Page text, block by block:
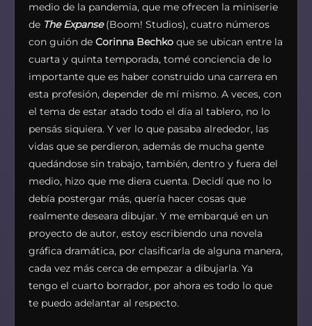
medio de la pandemia, que me ofrecen la miniserie
de The Expanse(Boom! Studios), cuatro números
con guión de Corinna Bechko que se ubican entre la
cuarta y quinta temporada, tomé conciencia de lo
importante que es haber construido una carrera en
esta profesión, depender de mí mismo. A veces, con
el tema de estar atado todo el día al tablero, no lo
pensás siquiera. Y ver lo que pasaba alrededor, las
vidas que se perdieron, además de mucha gente
quedándose sin trabajo, también, dentro y fuera del
medio, hizo que me diera cuenta. Decidí que no lo
debía postergar más, quería hacer cosas que
realmente deseara dibujar. Y me embarqué en un
proyecto de autor, estoy escribiendo una novela
gráfica dramática, por clasificarla de alguna manera,
cada vez más cerca de empezar a dibujarla. Ya
tengo el cuarto borrador, por ahora es todo lo que
te puedo adelantar al respecto.